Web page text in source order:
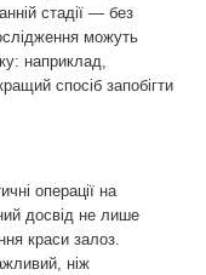
стадії — без
можуть
наприклад,
спосіб запобігти
операції на
досвід не лише
краси залоз.
ніж